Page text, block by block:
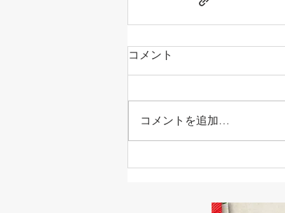
コメント
コメントを追加…